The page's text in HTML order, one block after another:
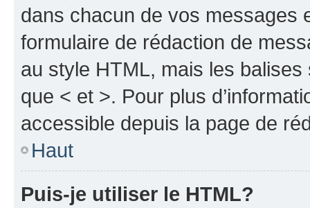
dans chacun de vos messages
formulaire de rédaction de
au style HTML, mais les
que < et >. Pour plus
accessible depuis la page de
Haut
Puis-je utiliser le HTML?